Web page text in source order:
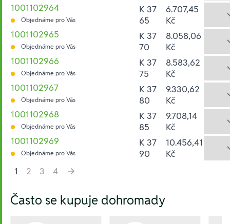
1001102964
Objednáme pro Vás
K 37
65
6.707,45
Kč
1001102965
Objednáme pro Vás
K 37
70
8.058,06
Kč
1001102966
Objednáme pro Vás
K 37
75
8.583,62
Kč
1001102967
Objednáme pro Vás
K 37
80
9.330,62
Kč
1001102968
Objednáme pro Vás
K 37
85
9.708,14
Kč
1001102969
Objednáme pro Vás
K 37
90
10.456,41
Kč
1
2 3
4
Často se kupuje dohromady